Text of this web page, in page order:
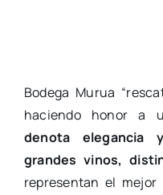
Bodega Murua
haciendo honor a
denota elegancia
grandes vinos,
representan el